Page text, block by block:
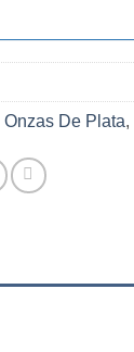
Onzas De Plata,